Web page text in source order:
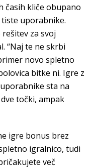
časih kliče obupano
uporabnike.
za svoj
“Naj te ne skrbi
novo spletno
bitke ni. Igre z
sta na
točki, ampak
igre bonus brez
igralnico, tudi
več